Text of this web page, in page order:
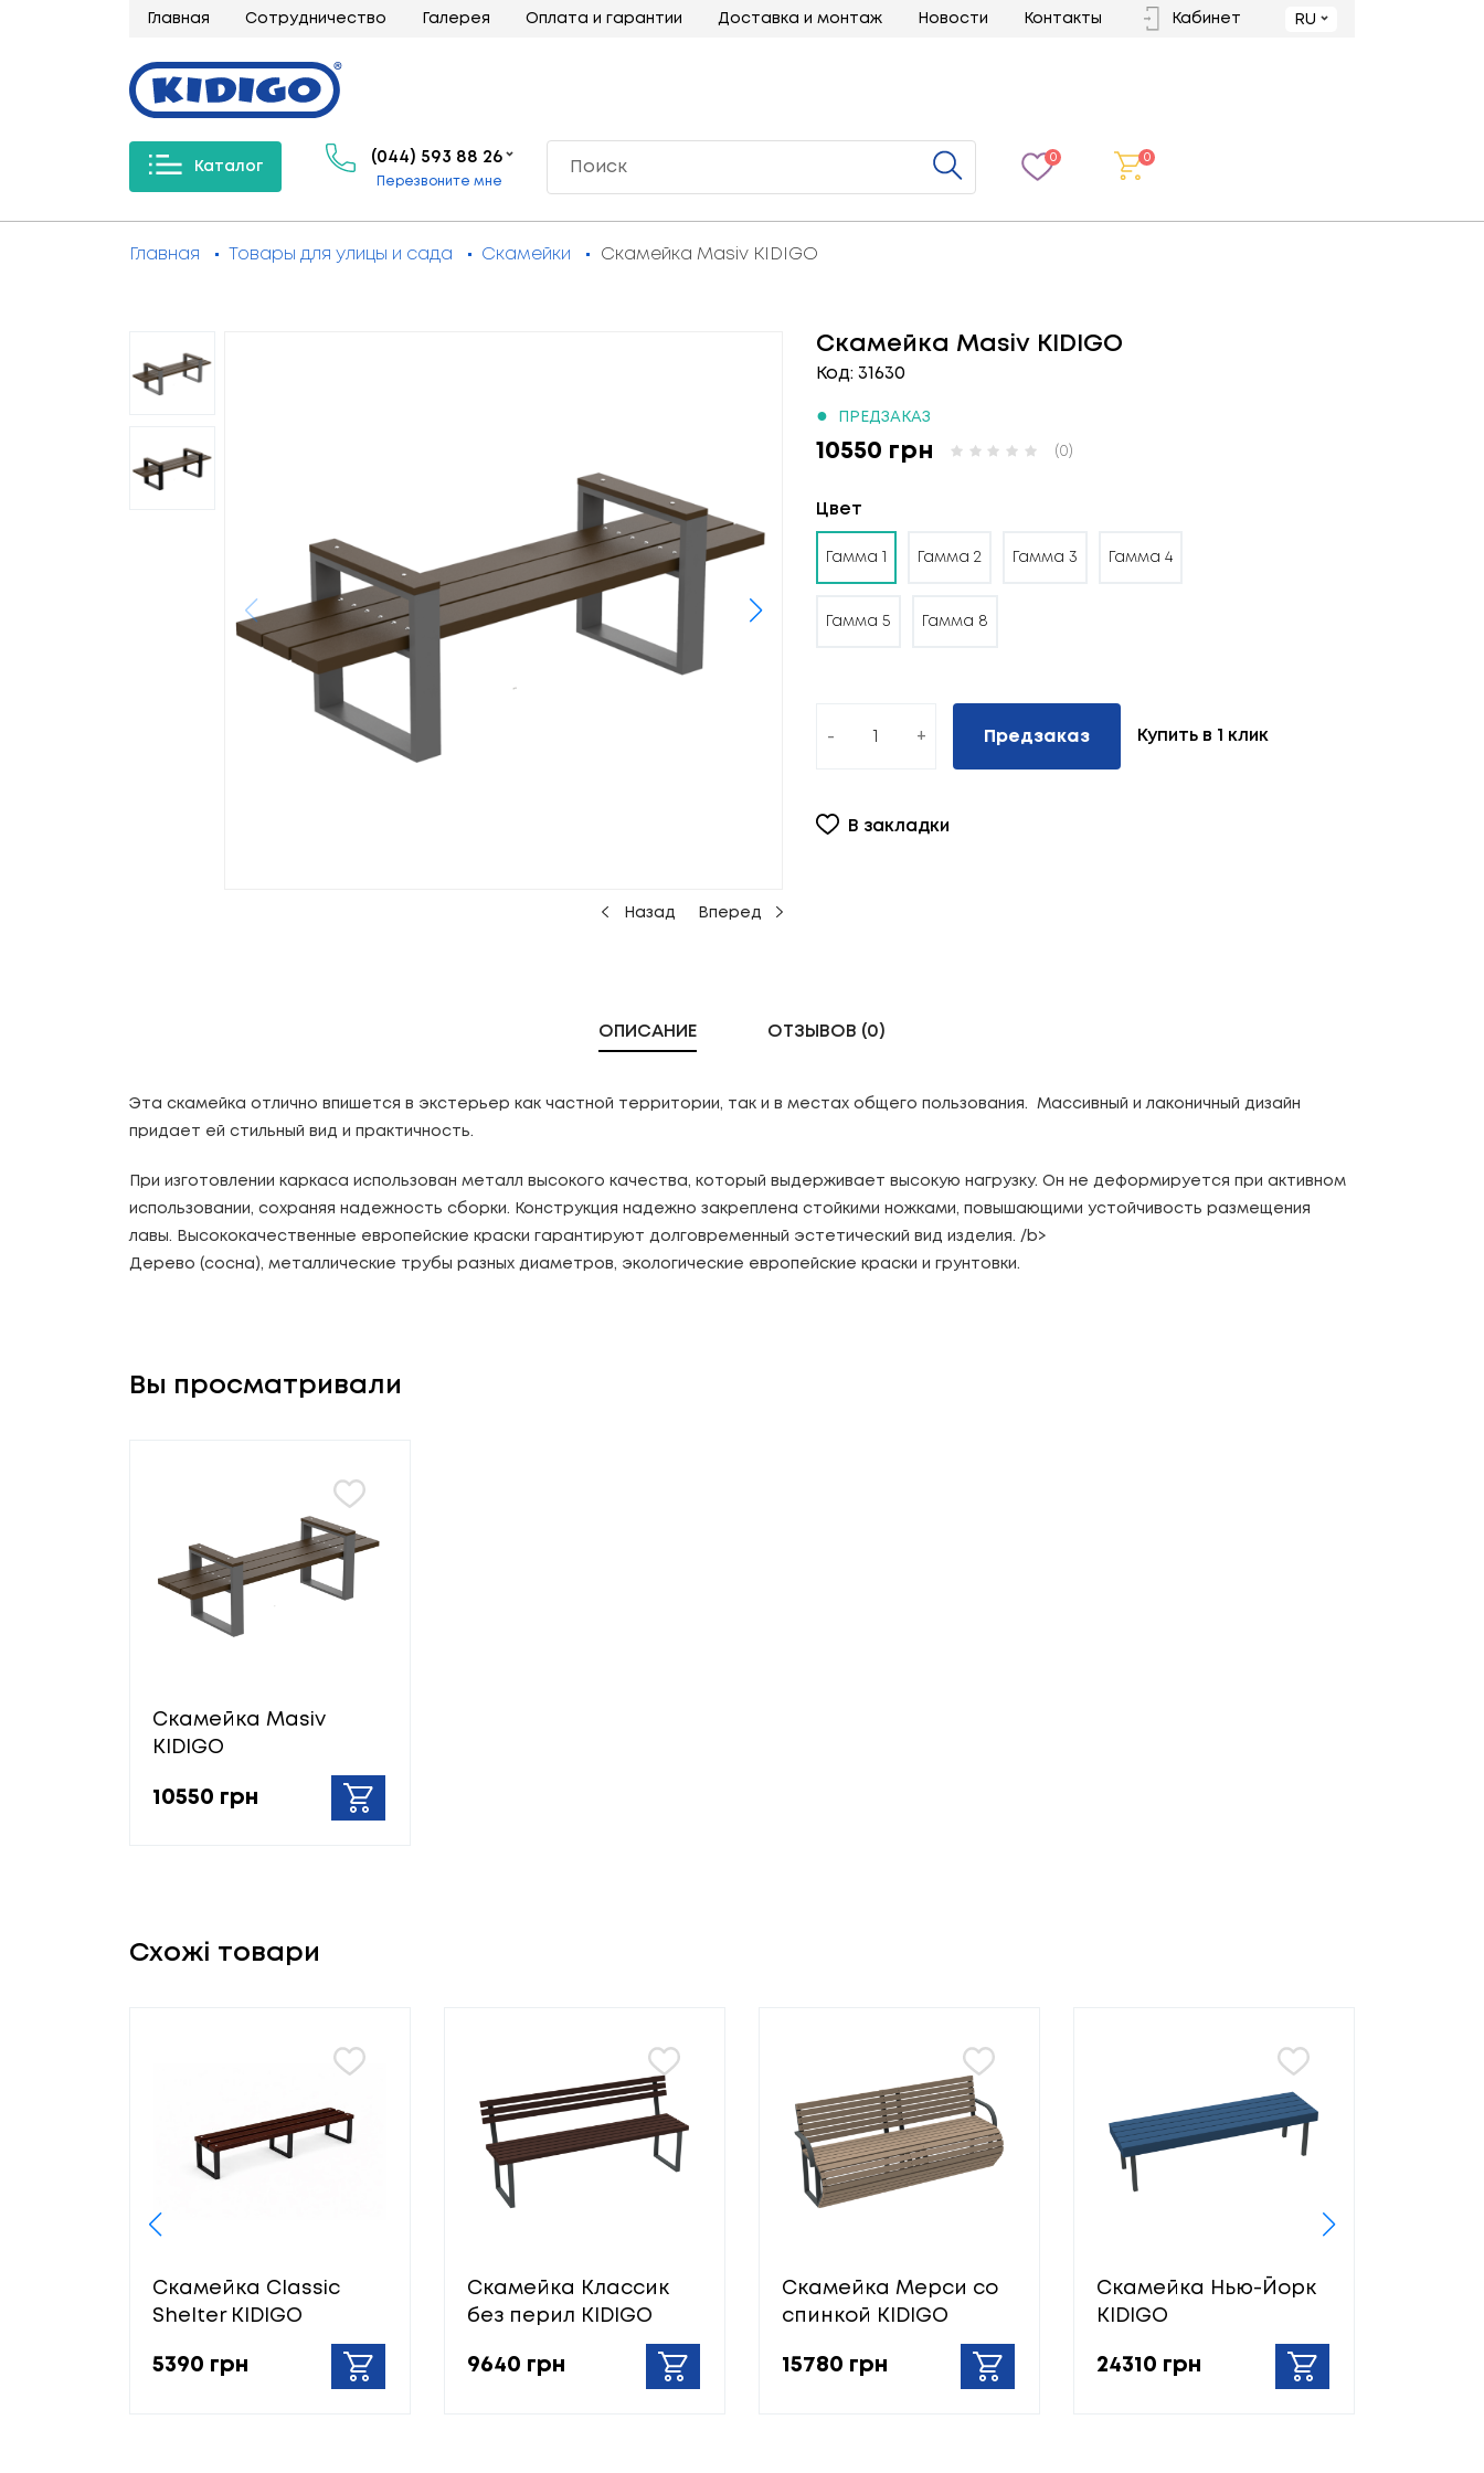
Главная Сотрудничество Галерея Оплата и гарантии Доставка и монтаж Новости Контакты Кабинет RU
Каталог
(044) 593 88 26
Перезвоните мне
0 0
Главная Товары для улицы и сада Скамейки Скамейка Masiv KIDIGO
Назад Вперед
Скамейка Masiv KIDIGO
Код: 31630
● ПРЕДЗАКАЗ
10550 грн (0)
Цвет
Гамма 1 Гамма 2 Гамма 3 Гамма 4
Гамма 5 Гамма 8
- + Предзаказ Купить в 1 клик
В закладки
ОПИСАНИЕ ОТЗЫВОВ (0)
Эта скамейка отлично впишется в экстерьер как частной территории, так и в местах общего пользования. Массивный и лаконичный дизайн
придает ей стильный вид и практичность.
При изготовлении каркаса использован металл высокого качества, который выдерживает высокую нагрузку. Он не деформируется при активном
использовании, сохраняя надежность сборки. Конструкция надежно закреплена стойкими ножками, повышающими устойчивость размещения
лавы. Высококачественные европейские краски гарантируют долговременный эстетический вид изделия. /b>
Дерево (сосна), металлические трубы разных диаметров, экологические европейские краски и грунтовки.
Вы просматривали
Скамейка Masiv
KIDIGO
10550 грн
Схожі товари
Скамейка Classic
Shelter KIDIGO
5390 грн
Скамейка Классик
без перил KIDIGO
9640 грн
Скамейка Мерси со
спинкой KIDIGO
15780 грн
Скамейка Нью-Йорк
KIDIGO
24310 грн